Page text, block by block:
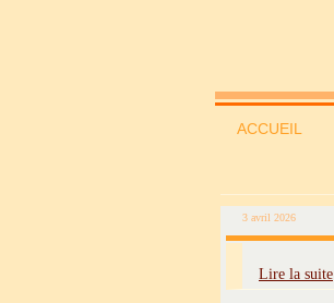
ACCUEIL
3 avril 2026
Lire la suite